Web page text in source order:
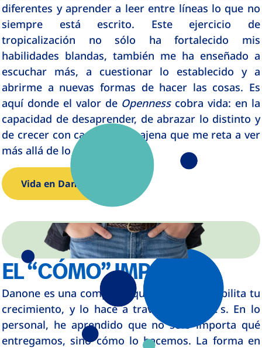
diferentes y aprender a leer entre líneas lo que no
siempre está escrito. Este ejercicio de
tropicalización no sólo ha fortalecido mis
habilidades blandas, también me ha enseñado a
escuchar más, a cuestionar lo establecido y a
abrirme a nuevas formas de hacer las cosas. Es
aquí donde el valor de Opennesscobra vida: en la
capacidad de desaprender, de abrazar lo distinto y
de crecer con cada mirada ajena que me reta a ver
más allá de lo conocido.
Vida en Danone
EL “CÓMO” IMPORTA
Danone es una compañía que realmente habilita tu
crecimiento, y lo hace a través de las 4C´s. En lo
personal, he aprendido que no sólo importa qué
entregamos, sino cómo lo hacemos. La forma en